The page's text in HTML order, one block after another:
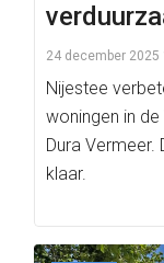
24 december 2025
Nijestee
woningen in
Dura Vermeer.
klaar.